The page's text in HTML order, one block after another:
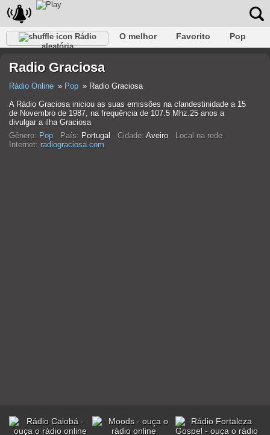
Rádio
aleatória
O melhor Favorito
Pop
Rap
Falk Jazz
Radio Graciosa
Rádio Online Pop
Radio Graciosa
A Rádio Graciosa iniciou as suas emissões na clandestinidade a 15
de Novembro de 1987, na frequência de 107.5 Mhz.25 anos a
divulgar a ilha Graciosa
Gênero: Pop País: Portugal Cidade: Aveiro
Local na rede
Internet: radiograciosa.com